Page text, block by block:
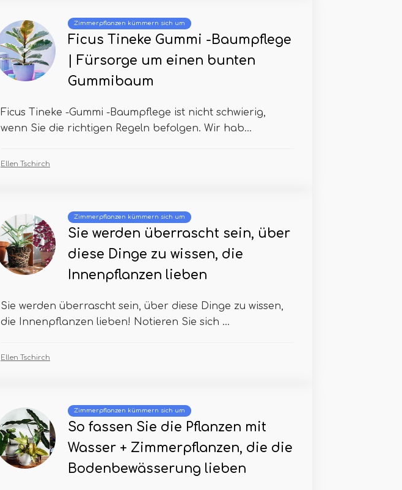
Zimmerpflanzen kümmern sich um
Ficus Tineke Gummi -Baumpflege
| Fürsorge um einen bunten
Gummibaum
Ficus Tineke -Gummi -Baumpflege ist nicht schwierig,
wenn Sie die richtigen Regeln befolgen. Wir hab...
Ellen Tschirch
Zimmerpflanzen kümmern sich um
Sie werden überrascht sein, über
diese Dinge zu wissen, die
Innenpflanzen lieben
Sie werden überrascht sein, über diese Dinge zu wissen,
die Innenpflanzen lieben! Notieren Sie sich ...
Ellen Tschirch
Zimmerpflanzen kümmern sich um
So fassen Sie die Pflanzen mit
Wasser + Zimmerpflanzen, die die
Bodenbewässerung lieben